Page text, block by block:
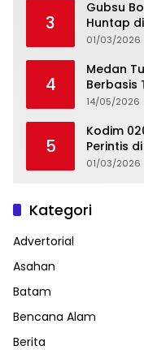
3
Gubsu
Huntap
01/03/2026
4
Medan
Berbasis
14/05/2026
5
Kodim
Perintis
01/03/2026
Kategori
Advertorial
Asahan
Batam
Bencana Alam
Berita